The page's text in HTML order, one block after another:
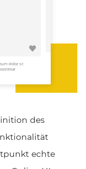
des
echte